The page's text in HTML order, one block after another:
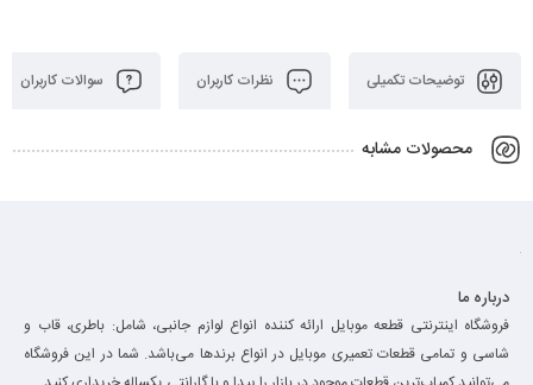
توضیحات تکمیلی نظرات کاربران سوالات کاربران
محصولات مشابه
درباره ما
فروشگاه اینترنتی قطعه موبایل ارائه کننده انواع لوازم جانبی، شامل: باطری، قاب و
شاسی و تمامی قطعات تعمیری موبایل در انواع برند‌ها می‌باشد. شما در این فروشگاه